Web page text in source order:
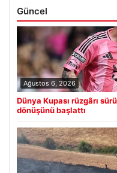
Güncel
Ağustos 6, 2026
Dünya Kupası rüzgârı
dönüşünü başlattı